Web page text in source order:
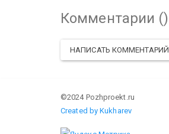
Комментарии ()
НАПИСАТЬ КОММЕНТАРИЙ
©2024 Pozhproekt.ru
Created by Kukharev